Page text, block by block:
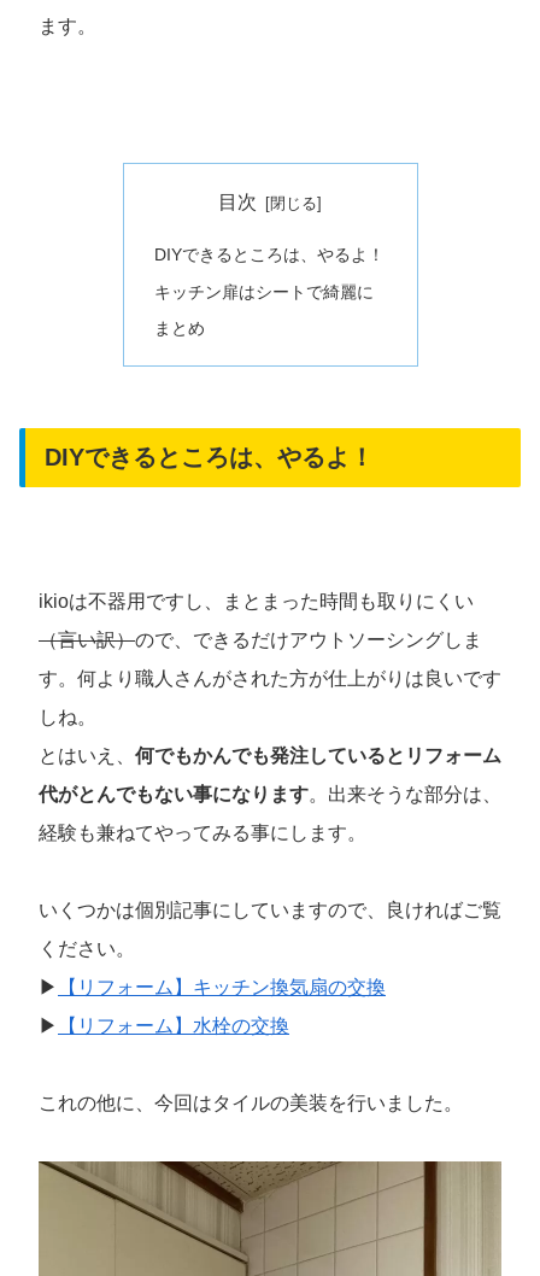
ます。
目次
DIYできるところは、やるよ！
キッチン扉はシートで綺麗に
まとめ
DIYできるところは、やるよ！
ikioは不器用ですし、まとまった時間も取りにくい
（言い訳）ので、できるだけアウトソーシングしま
す。何より職人さんがされた方が仕上がりは良いです
しね。
とはいえ、 何でもかんでも発注しているとリフォーム
代がとんでもない事になります。出来そうな部分は、
経験も兼ねてやってみる事にします。
いくつかは個別記事にしていますので、良ければご覧
ください。
▶
【リフォーム】キッチン換気扇の交換
▶
【リフォーム】水栓の交換
これの他に、今回はタイルの美装を行いました。